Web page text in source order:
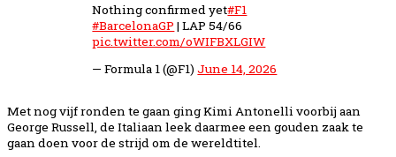
Nothing confirmed yet#F1
#BarcelonaGP | LAP 54/66
pic.twitter.com/oWIFBXLGIW
— Formula 1 (@F1)June 14, 2026
Met nog vijf ronden te gaan ging Kimi Antonelli voorbij aan
George Russell, de Italiaan leek daarmee een gouden zaak te
gaan doen voor de strijd om de wereldtitel.